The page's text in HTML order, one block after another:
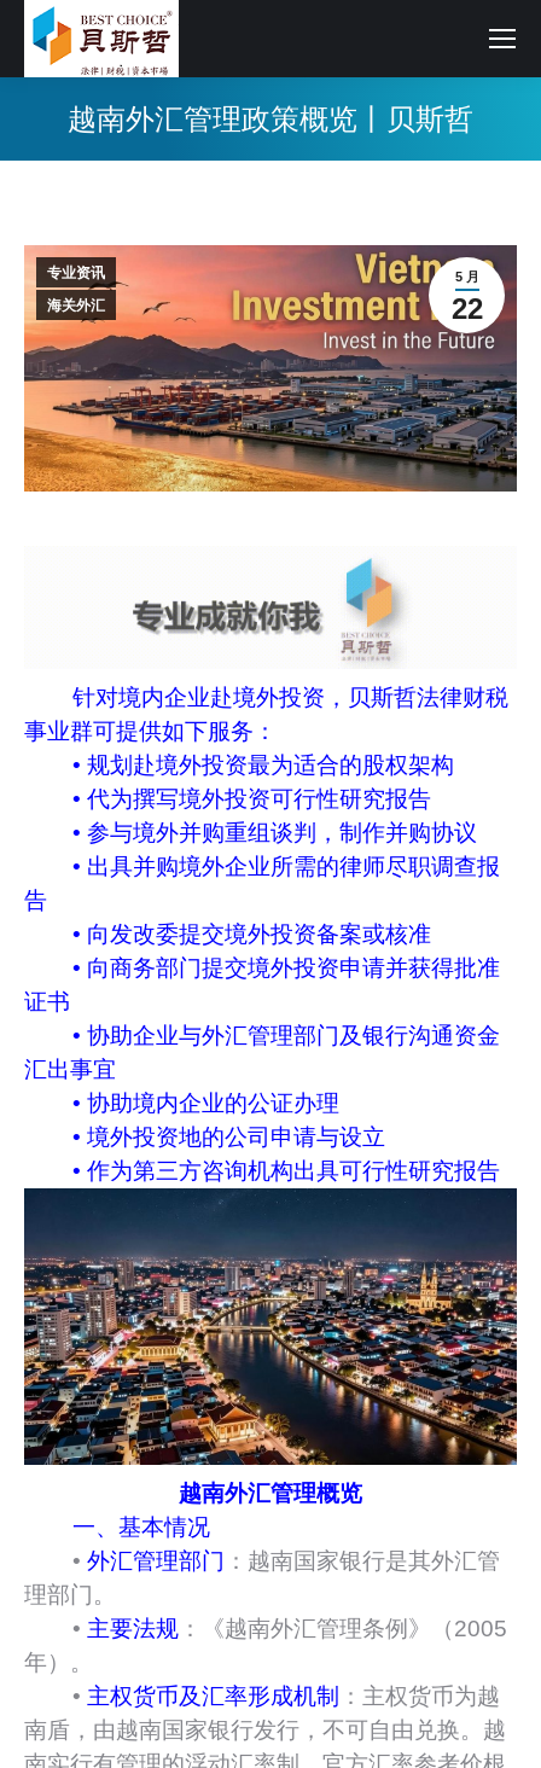
越南外汇管理政策概览丨贝斯哲
5 月
22
专业资讯
海关外汇
针对境内企业赴境外投资，贝斯哲法律财税
事业群可提供如下服务：
• 规划赴境外投资最为适合的股权架构
• 代为撰写境外投资可行性研究报告
• 参与境外并购重组谈判，制作并购协议
• 出具并购境外企业所需的律师尽职调查报
告
• 向发改委提交境外投资备案或核准
• 向商务部门提交境外投资申请并获得批准
证书
• 协助企业与外汇管理部门及银行沟通资金
汇出事宜
• 协助境内企业的公证办理
• 境外投资地的公司申请与设立
• 作为第三方咨询机构出具可行性研究报告
越南外汇管理概览
一、基本情况
• 外汇管理部门 ：越南国家银行是其外汇管
理部门。
• 主要法规 ：《越南外汇管理条例》（2005
年）。
• 主权货币及汇率形成机制
：主权货币为越
南盾，由越南国家银行发行，不可自由兑换。越